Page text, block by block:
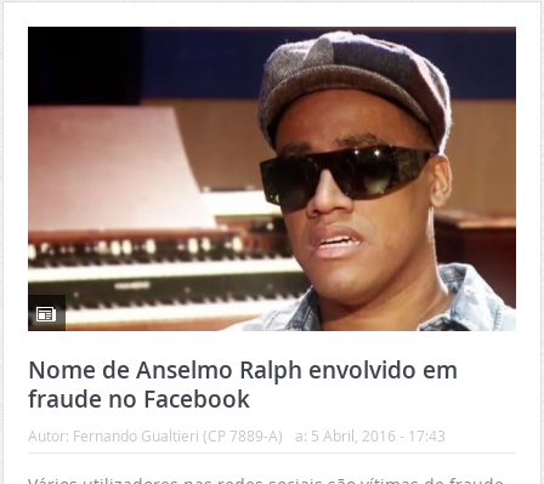
Nome de Anselmo Ralph envolvido em
fraude no Facebook
Autor: Fernando Gualtieri (CP 7889-A) a: 5 Abril, 2016 - 17:43